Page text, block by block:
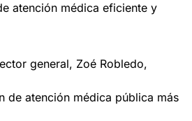
atención médica eficiente y
general, Zoé Robledo,
de atención médica pública más